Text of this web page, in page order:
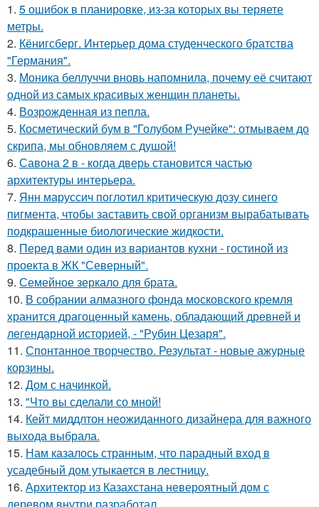
1. 5 ошибок в планировке, из-за которых вы теряете
метры.
2. Кёнигсберг. Интерьер дома студенческого братства
"Германия".
3. Моника беллуччи вновь напомнила, почему её считают
одной из самых красивых женщин планеты.
4. Возрожденная из пепла.
5. Косметический бум в "Голубом Ручейке": отмываем до
скрипа, мы обновляем с душой!
6. Савона 2 в - когда дверь становится частью
архитектуры интерьера.
7. Янн маруссич поглотил критическую дозу синего
пигмента, чтобы заставить свой организм вырабатывать
подкрашенные биологические жидкости.
8. Перед вами один из вариантов кухни - гостиной из
проекта в ЖК "Северный".
9. Семейное зеркало для брата.
10. В собрании алмазного фонда московского кремля
хранится драгоценный камень, обладающий древней и
легендарной историей, - "Рубин Цезаря".
11. Спонтанное творчество. Результат - новые ажурные
корзины.
12. Дом с начинкой.
13. "Что вы сделали со мной!
14. Кейт миддлтон неожиданного дизайнера для важного
выхода выбрала.
15. Нам казалось странным, что парадный вход в
усадебный дом утыкается в лестницу.
16. Архитектор из Казахстана невероятный дом с